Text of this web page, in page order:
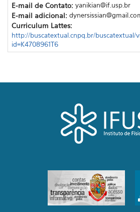
E-mail de Contato: yanikian@if.usp.br
E-mail adicional:
Curriculum Lattes:
http://buscatextual.cnpq.br/buscatextual/
id=K4708961T6